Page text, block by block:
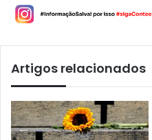
Artigos relacionados